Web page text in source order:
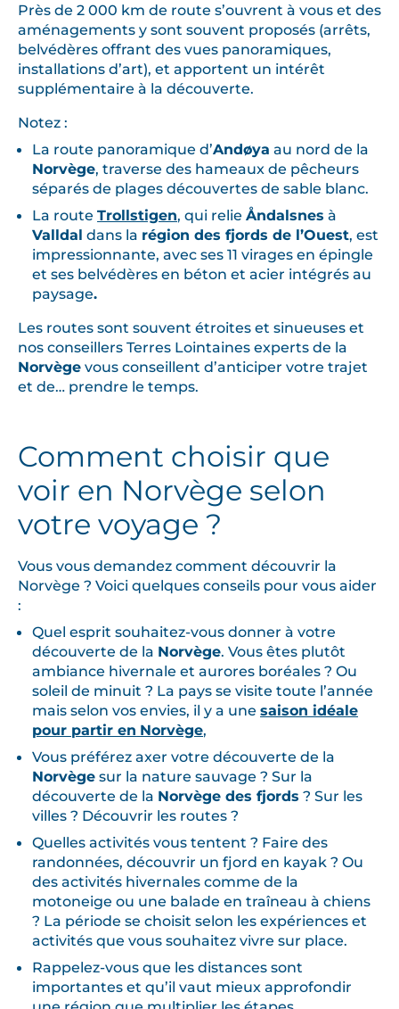
Près de 2 000 km de route s’ouvrent à vous et des
aménagements y sont souvent proposés (arrêts,
belvédères offrant des vues panoramiques,
installations d’art), et apportent un intérêt
supplémentaire à la découverte.
Notez :
La route panoramique d’Andøya au nord de la
Norvège, traverse des hameaux de pêcheurs
séparés de plages découvertes de sable blanc.
La routeTrollstigen, qui relieÅndalsnes à
Valldal dans la région des fjords de l’Ouest, est
impressionnante, avec ses 11 virages en épingle
et ses belvédères en béton et acier intégrés au
paysage.
Les routes sont souvent étroites et sinueuses et
nos conseillers Terres Lointaines experts de la
Norvège vous conseillent d’anticiper votre trajet
et de… prendre le temps.
Comment choisir que
voir en Norvège selon
votre voyage ?
Vous vous demandez comment découvrir la
Norvège ? Voici quelques conseils pour vous aider
:
Quel esprit souhaitez-vous donner à votre
découverte de la Norvège. Vous êtes plutôt
ambiance hivernale et aurores boréales ? Ou
soleil de minuit ? La pays se visite toute l’année
mais selon vos envies, il y a unesaison idéale
pour partir en Norvège,
Vous préférez axer votre découverte de la
Norvège sur la nature sauvage ? Sur la
découverte de la Norvège des fjords ? Sur les
villes ? Découvrir les routes ?
Quelles activités vous tentent ? Faire des
randonnées, découvrir un fjord en kayak ? Ou
des activités hivernales comme de la
motoneige ou une balade en traîneau à chiens
? La période se choisit selon les expériences et
activités que vous souhaitez vivre sur place.
Rappelez-vous que les distances sont
importantes et qu’il vaut mieux approfondir